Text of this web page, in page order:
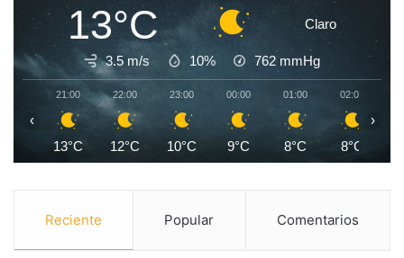
13°C Claro
3.5 m/s 10% 762 mmHg
21:00
13°C
22:00
12°C
23:00
10°C
00:00
9°C
01:00
8°C
02:00
8°C
‹ ›
Reciente Popular Comentarios